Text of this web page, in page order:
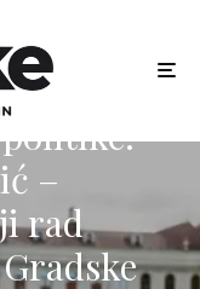
–
rad